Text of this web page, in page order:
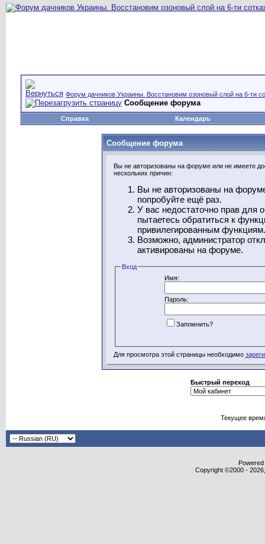
Форум дачников Украины. Восстановим озоновый слой на 6-ти
Сообщение форума
Справка Календарь
Сообщение форума
Вы не авторизованы на форуме или не имеете
нескольких причин:
Вы не авторизованы на
попробуйте ещё раз.
У вас недостаточно прав для
пытаетесь обратиться к
привилегированным функциям.
Возможно, администратор
активированы на форуме.
Вход
Имя:
Пароль:
Запомнить?
Для просмотра этой страницы необходимо
Быстрый переход
Текущее
Copyright ©2000 -